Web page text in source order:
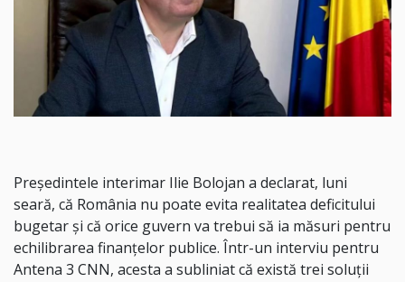
Președintele interimar Ilie Bolojan a declarat, luni
seară, că România nu poate evita realitatea deficitului
bugetar și că orice guvern va trebui să ia măsuri pentru
echilibrarea finanțelor publice. Într-un interviu pentru
Antena 3 CNN, acesta a subliniat că există trei soluții